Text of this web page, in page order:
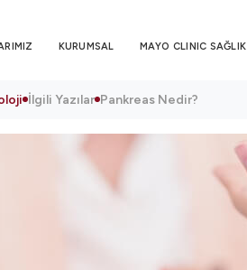
KURUMSAL MAYO CLINIC
İlgili Yazılar Pankreas Nedir?